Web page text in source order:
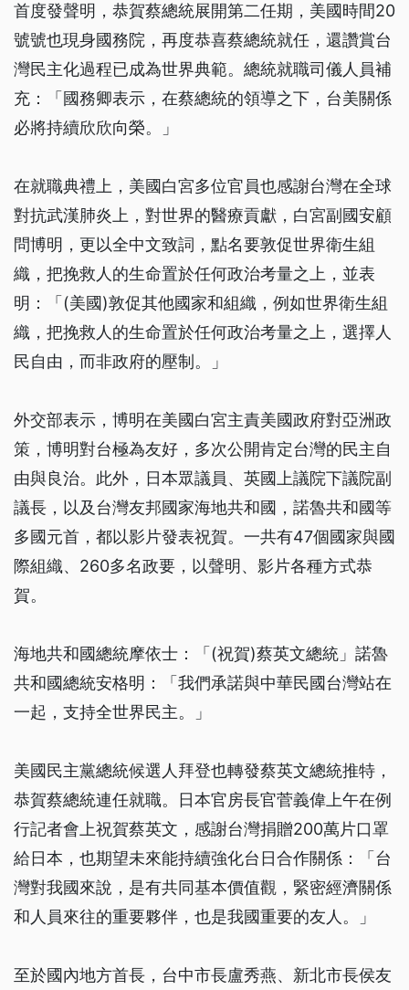
首度發聲明，恭賀蔡總統展開第二任期，美國時間20
號號也現身國務院，再度恭喜蔡總統就任，還讚賞台
灣民主化過程已成為世界典範。總統就職司儀人員補
充：「國務卿表示，在蔡總統的領導之下，台美關係
必將持續欣欣向榮。」
在就職典禮上，美國白宮多位官員也感謝台灣在全球
對抗武漢肺炎上，對世界的醫療貢獻，白宮副國安顧
問博明，更以全中文致詞，點名要敦促世界衛生組
織，把挽救人的生命置於任何政治考量之上，並表
明：「(美國)敦促其他國家和組織，例如世界衛生組
織，把挽救人的生命置於任何政治考量之上，選擇人
民自由，而非政府的壓制。」
外交部表示，博明在美國白宮主責美國政府對亞洲政
策，博明對台極為友好，多次公開肯定台灣的民主自
由與良治。此外，日本眾議員、英國上議院下議院副
議長，以及台灣友邦國家海地共和國，諾魯共和國等
多國元首，都以影片發表祝賀。一共有47個國家與國
際組織、260多名政要，以聲明、影片各種方式恭
賀。
海地共和國總統摩依士：「(祝賀)蔡英文總統」諾魯
共和國總統安格明：「我們承諾與中華民國台灣站在
一起，支持全世界民主。」
美國民主黨總統候選人拜登也轉發蔡英文總統推特，
恭賀蔡總統連任就職。日本官房長官菅義偉上午在例
行記者會上祝賀蔡英文，感謝台灣捐贈200萬片口罩
給日本，也期望未來能持續強化台日合作關係：「台
灣對我國來說，是有共同基本價值觀，緊密經濟關係
和人員來往的重要夥伴，也是我國重要的友人。」
至於國內地方首長，台中市長盧秀燕、新北市長侯友